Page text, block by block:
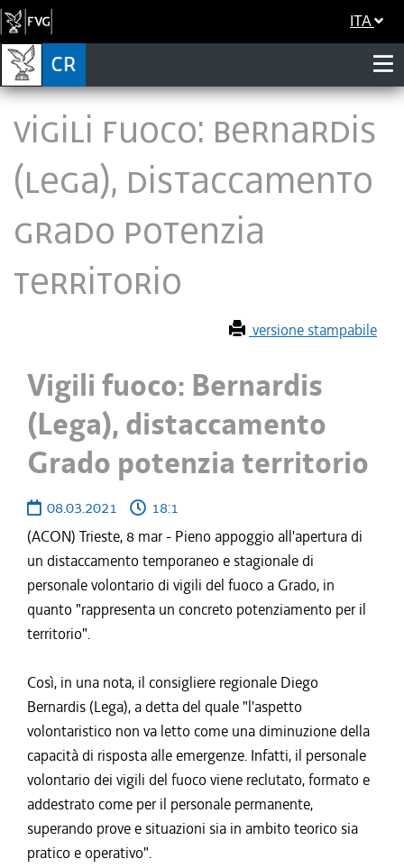
ITA
Vigili fuoco: Bernardis
(Lega), distaccamento
Grado potenzia
territorio
versione stampabile
Vigili fuoco: Bernardis
(Lega), distaccamento
Grado potenzia territorio
08.03.2021
18:1
(ACON) Trieste, 8 mar - Pieno appoggio all'apertura di
un distaccamento temporaneo e stagionale di
personale volontario di vigili del fuoco a Grado, in
quanto "rappresenta un concreto potenziamento per il
territorio".
Così, in una nota, il consigliere regionale Diego
Bernardis (Lega), a detta del quale "l'aspetto
volontaristico non va letto come una diminuzione della
capacità di risposta alle emergenze. Infatti, il personale
volontario dei vigili del fuoco viene reclutato, formato e
addestrato come per il personale permanente,
superando prove e situazioni sia in ambito teorico sia
pratico e operativo".